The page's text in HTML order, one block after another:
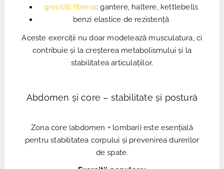
greutăți fitness: gantere, haltere, kettlebells
benzi elastice de rezistență
Aceste exerciții nu doar modelează musculatura, ci
contribuie și la creșterea metabolismului și la
stabilitatea articulațiilor.
Abdomen și core – stabilitate și postură
Zona core (abdomen + lombari) este esențială
pentru stabilitatea corpului și prevenirea durerilor
de spate.